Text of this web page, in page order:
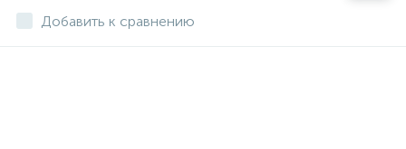
Добавить к сравнению